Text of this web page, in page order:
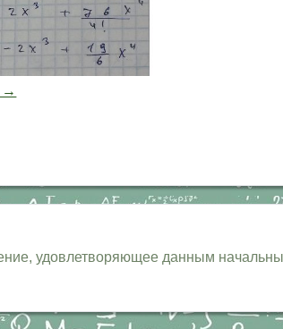
→
удовлетворяющее данным